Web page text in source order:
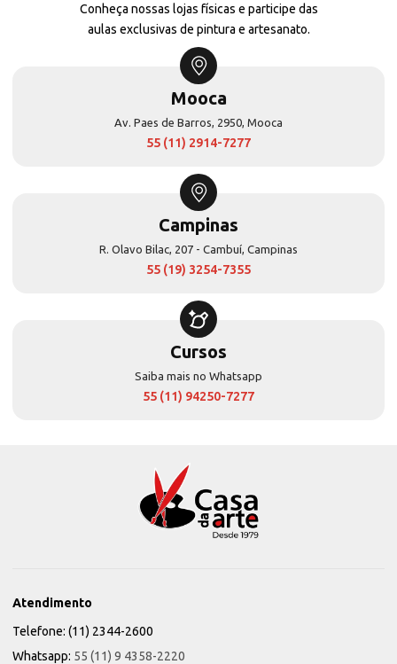
Conheça nossas lojas físicas e participe das
aulas exclusivas de pintura e artesanato.
Mooca
Av. Paes de Barros, 2950, Mooca
55 (11) 2914-7277
Campinas
R. Olavo Bilac, 207 - Cambuí, Campinas
55 (19) 3254-7355
Cursos
Saiba mais no Whatsapp
55 (11) 94250-7277
Atendimento
Telefone: (11) 2344-2600
Whatsapp: 55 (11) 9 4358-2220